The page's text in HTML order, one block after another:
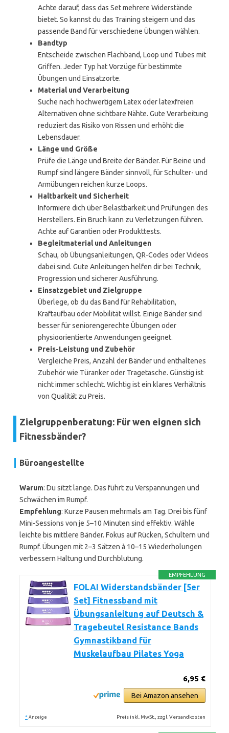
Achte darauf, dass das Set mehrere Widerstände
bietet. So kannst du das Training steigern und das
passende Band für verschiedene Übungen wählen.
Bandtyp
Entscheide zwischen Flachband, Loop und Tubes mit
Griffen. Jeder Typ hat Vorzüge für bestimmte
Übungen und Einsatzorte.
Material und Verarbeitung
Suche nach hochwertigem Latex oder latexfreien
Alternativen ohne sichtbare Nähte. Gute Verarbeitung
reduziert das Risiko von Rissen und erhöht die
Lebensdauer.
Länge und Größe
Prüfe die Länge und Breite der Bänder. Für Beine und
Rumpf sind längere Bänder sinnvoll, für Schulter- und
Armübungen reichen kurze Loops.
Haltbarkeit und Sicherheit
Informiere dich über Belastbarkeit und Prüfungen des
Herstellers. Ein Bruch kann zu Verletzungen führen.
Achte auf Garantien oder Produkttests.
Begleitmaterial und Anleitungen
Schau, ob Übungsanleitungen, QR-Codes oder Videos
dabei sind. Gute Anleitungen helfen dir bei Technik,
Progression und sicherer Ausführung.
Einsatzgebiet und Zielgruppe
Überlege, ob du das Band für Rehabilitation,
Kraftaufbau oder Mobilität willst. Einige Bänder sind
besser für seniorengerechte Übungen oder
physioorientierte Anwendungen geeignet.
Preis-Leistung und Zubehör
Vergleiche Preis, Anzahl der Bänder und enthaltenes
Zubehör wie Türanker oder Tragetasche. Günstig ist
nicht immer schlecht. Wichtig ist ein klares Verhältnis
von Qualität zu Preis.
Zielgruppenberatung: Für wen eignen sich
Fitnessbänder?
Büroangestellte
Warum: Du sitzt lange. Das führt zu Verspannungen und
Schwächen im Rumpf.
Empfehlung: Kurze Pausen mehrmals am Tag. Drei bis fünf
Mini-Sessions von je 5–10 Minuten sind effektiv. Wähle
leichte bis mittlere Bänder. Fokus auf Rücken, Schultern und
Rumpf. Übungen mit 2–3 Sätzen à 10–15 Wiederholungen
verbessern Haltung und Durchblutung.
EMPFEHLUNG
FOLAI Widerstandsbänder [5er
Set] Fitnessband mit
Übungsanleitung auf Deutsch &
Tragebeutel Resistance Bands
Gymnastikband für
Muskelaufbau Pilates Yoga
6,95 €
Bei Amazon ansehen
* Anzeige Preis inkl. MwSt., zzgl. Versandkosten